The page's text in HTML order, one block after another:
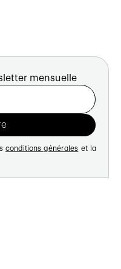
mensuelle
conditions générales et la